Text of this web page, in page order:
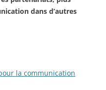
dans d’autres
la communication